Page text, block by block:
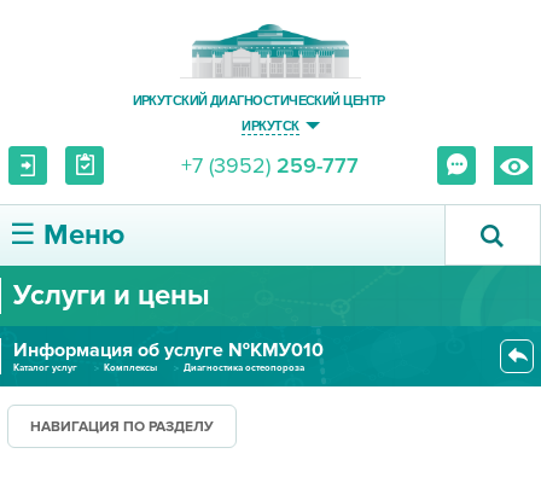
ИРКУТСКИЙ ДИАГНОСТИЧЕСКИЙ ЦЕНТР
ИРКУТСК
+7 (3952) 259-777
☰ Меню
О ЦЕНТРЕ
УСЛУГИ И ЦЕНЫ
ПАЦИЕНТУ
Услуги и цены
Информация об услуге №КМУ010
Каталог услуг Комплексы Диагностика остеопороза
НАВИГАЦИЯ ПО РАЗДЕЛУ